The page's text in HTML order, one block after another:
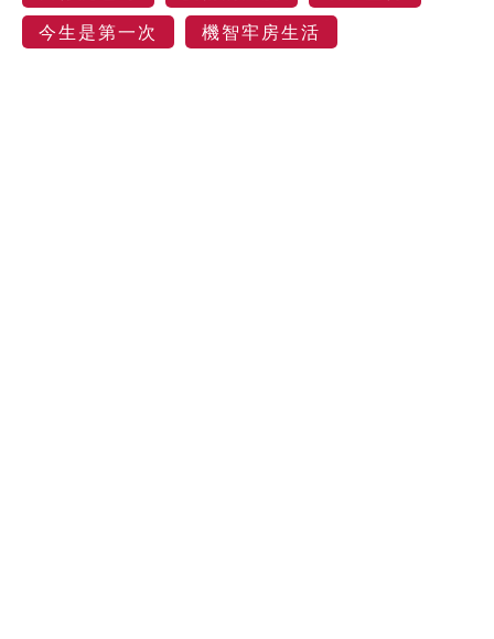
今生是第一次
機智牢房生活